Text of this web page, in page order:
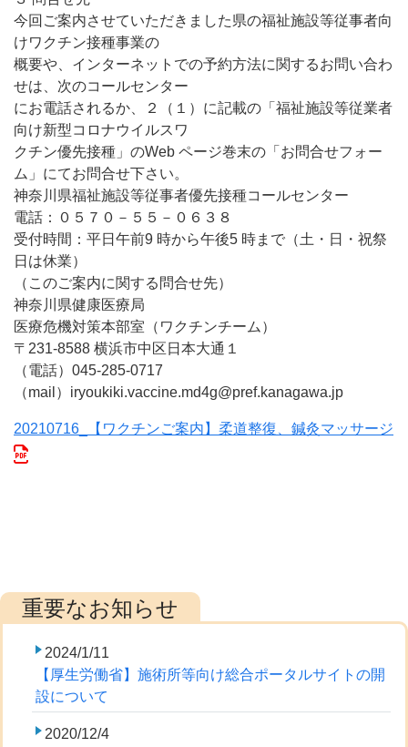
今回ご案内させていただきました県の福祉施設等従事者向
けワクチン接種事業の
概要や、インターネットでの予約方法に関するお問い合わ
せは、次のコールセンター
にお電話されるか、２（１）に記載の「福祉施設等従業者
向け新型コロナウイルスワ
クチン優先接種」のWeb ページ巻末の「お問合せフォー
ム」にてお問合せ下さい。
神奈川県福祉施設等従事者優先接種コールセンター
電話：０５７０－５５－０６３８
受付時間：平日午前9 時から午後5 時まで（土・日・祝祭
日は休業）
（このご案内に関する問合せ先）
神奈川県健康医療局
医療危機対策本部室（ワクチンチーム）
〒231-8588 横浜市中区日本大通１
（電話）045-285-0717
（mail）iryoukiki.vaccine.md4g@pref.kanagawa.jp
20210716_【ワクチンご案内】柔道整復、鍼灸マッサージ
2024/1/11
【厚生労働省】施術所等向け総合ポータルサイトの開
設について
2020/12/4